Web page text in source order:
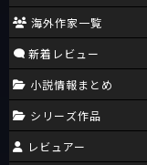
海外作家一覧
新着レビュー
小説情報まとめ
シリーズ作品
レビュアー